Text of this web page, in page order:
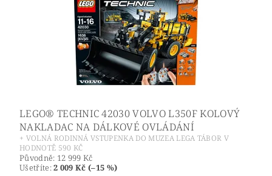
LEGO® TECHNIC 42030 VOLVO L350F KOLOVÝ
NAKLADAC NA DÁLKOVÉ OVLÁDÁNÍ
+ VOLNÁ RODINNÁ VSTUPENKA DO MUZEA LEGA TÁBOR V
HODNOTĚ 590 KČ
Původně: 12 999 Kč
Ušetříte:2 009 Kč (–15 %)